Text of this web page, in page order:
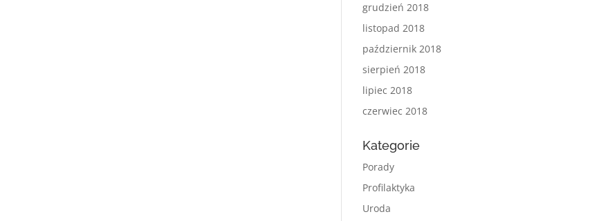
grudzień 2018
listopad 2018
październik 2018
sierpień 2018
lipiec 2018
czerwiec 2018
Kategorie
Porady
Profilaktyka
Uroda